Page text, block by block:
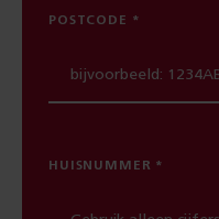
POSTCODE
HUISNUMMER